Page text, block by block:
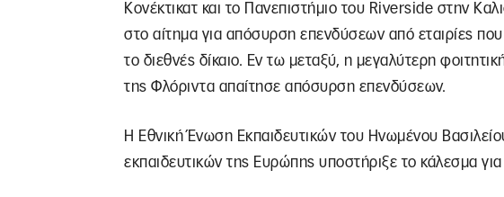
Κονέκτικατ και το Πανεπιστήμιο του Riverside στην
στο αίτημα για απόσυρση επενδύσεων από εταιρίες
το διεθνές δίκαιο. Εν τω μεταξύ, η μεγαλύτερη
της Φλόριντα απαίτησε απόσυρση επενδύσεων.
Η Εθνική Ένωση Εκπαιδευτικών του Ηνωμένου
εκπαιδευτικών της Ευρώπης υποστήριξε το κάλεσμα